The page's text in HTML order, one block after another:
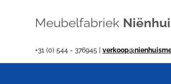
Meubelfabriek
+31 (0) 544 - 376945 |